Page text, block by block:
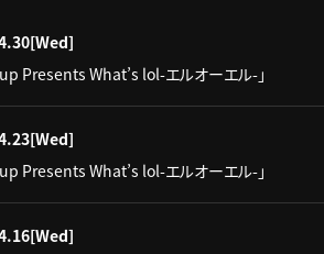
[Wed]
Presents What’s lol-エルオーエル-」
[Wed]
Presents What’s lol-エルオーエル-」
[Wed]